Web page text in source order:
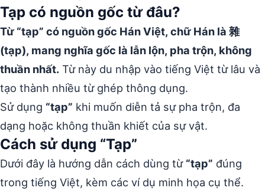
Tạp có nguồn gốc từ đâu?
Từ “tạp” có nguồn gốc Hán Việt, chữ Hán là 雜
(tạp), mang nghĩa gốc là lẫn lộn, pha trộn, không
thuần nhất. Từ này du nhập vào tiếng Việt từ lâu và
tạo thành nhiều từ ghép thông dụng.
Sử dụng “tạp” khi muốn diễn tả sự pha trộn, đa
dạng hoặc không thuần khiết của sự vật.
Cách sử dụng “Tạp”
Dưới đây là hướng dẫn cách dùng từ “tạp” đúng
trong tiếng Việt, kèm các ví dụ minh họa cụ thể.